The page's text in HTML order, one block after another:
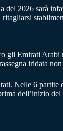
2026 sarà
gli Emirati
iridata
Nelle 6
dell’inizio